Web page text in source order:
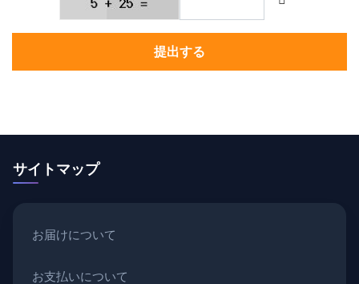
提出する
サイトマップ
お届けについて
お支払いについて